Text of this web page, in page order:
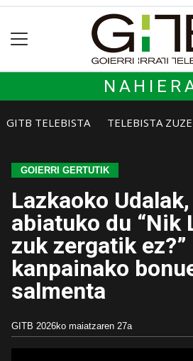
GITB TELEBISTA TELEBISTA
GOIERRI GERTUTIK
Lazkaoko
abiatuko du “Nik
zuk zergatik ez?”
kanpainako
salmenta
GITB 2026ko maiatzaren 27a